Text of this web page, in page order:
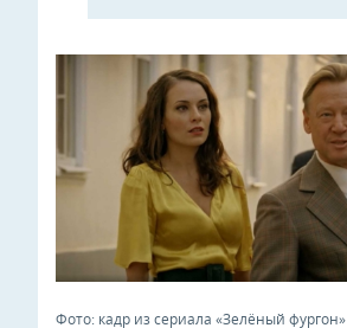
Фото: кадр из сериала «Зелёный фургон»